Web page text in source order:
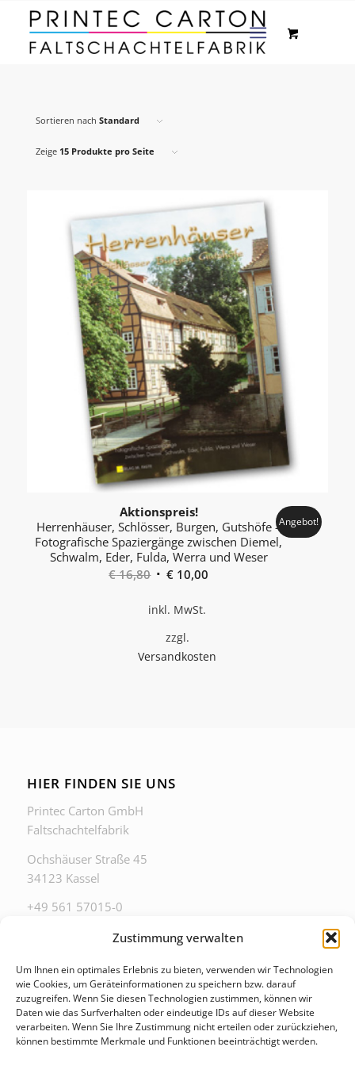
Zustimmung verwalten
Um Ihnen ein optimales Erlebnis zu bieten, verwenden wir Technologien
wie Cookies, um Geräteinformationen zu speichern bzw. darauf
zuzugreifen. Wenn Sie diesen Technologien zustimmen, können wir
Daten wie das Surfverhalten oder eindeutige IDs auf dieser Website
verarbeiten. Wenn Sie Ihre Zustimmung nicht erteilen oder zurückziehen,
können bestimmte Merkmale und Funktionen beeinträchtigt werden.
Sortieren nach Standard
Zeige 15 Produkte pro Seite
Aktionspreis!
Herrenhäuser, Schlösser, Burgen, Gutshöfe –
Foto­grafische Spaziergänge zwischen Diemel,
Schwalm, Eder, Fulda, Werra und Weser
€16,80 Ursprünglicher
war:
€ 16,80
€ 10,00
Angebot!
inkl. MwSt.
zzgl.
Versandkosten
HIER FINDEN SIE UNS
Printec Carton GmbH
Faltschachtelfabrik
Ochshäuser Straße 45
34123 Kassel
+49 561 57015-0
ZU DIESEN ZEITEN ERREICHEN SIE UNS IM
BÜRO